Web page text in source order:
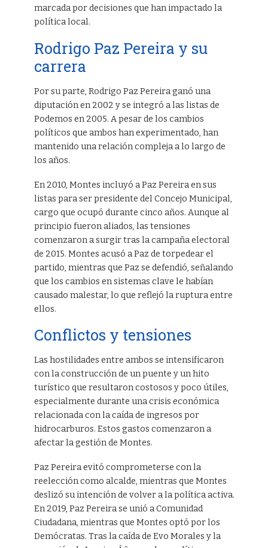
marcada por decisiones que han impactado la
política local.
Rodrigo Paz Pereira y su
carrera
Por su parte, Rodrigo Paz Pereira ganó una
diputación en 2002 y se integró a las listas de
Podemos en 2005. A pesar de los cambios
políticos que ambos han experimentado, han
mantenido una relación compleja a lo largo de
los años.
En 2010, Montes incluyó a Paz Pereira en sus
listas para ser presidente del Concejo Municipal,
cargo que ocupó durante cinco años. Aunque al
principio fueron aliados, las tensiones
comenzaron a surgir tras la campaña electoral
de 2015. Montes acusó a Paz de torpedear el
partido, mientras que Paz se defendió, señalando
que los cambios en sistemas clave le habían
causado malestar, lo que reflejó la ruptura entre
ellos.
Conflictos y tensiones
Las hostilidades entre ambos se intensificaron
con la construcción de un puente y un hito
turístico que resultaron costosos y poco útiles,
especialmente durante una crisis económica
relacionada con la caída de ingresos por
hidrocarburos. Estos gastos comenzaron a
afectar la gestión de Montes.
Paz Pereira evitó comprometerse con la
reelección como alcalde, mientras que Montes
deslizó su intención de volver a la política activa.
En 2019, Paz Pereira se unió a Comunidad
Ciudadana, mientras que Montes optó por los
Demócratas. Tras la caída de Evo Morales y la